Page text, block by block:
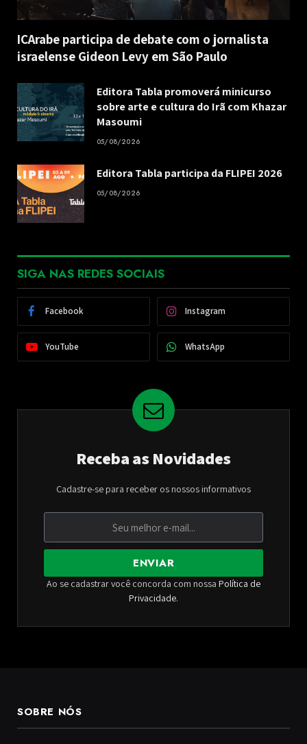
ICArabe participa de debate com o jornalista
israelense Gideon Levy em São Paulo
Editora Tabla promoverá minicurso
sobre arte e cultura do Irã com Khazar
Masoumi
05/08/2026
Editora Tabla participa da FLIPEI 2026
05/08/2026
SIGA NAS REDES SOCIAIS
Facebook Instagram
YouTube WhatsApp
Receba as Novidades
Cadastre-se para receber os nossos informativos
ENVIAR
Ao se cadastrar você concorda com nossa Política de
Privacidade.
SOBRE NÓS